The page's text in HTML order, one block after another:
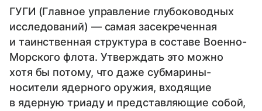
​​​​​​​ГУГИ (Главное управление глубоководных
исследований) — самая засекреченная
и таинственная структура в составе Военно-
Морского флота. Утверждать это можно
хотя бы потому, что даже субмарины-
носители ядерного оружия, входящие
в ядерную триаду и представляющие собой,